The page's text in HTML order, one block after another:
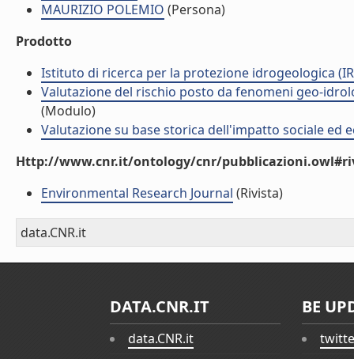
MAURIZIO POLEMIO (Persona)
Prodotto
Istituto di ricerca per la protezione idrogeologica
Valutazione del rischio posto da fenomeni geo-
(Modulo)
Valutazione su base storica dell'impatto sociale ed
Http://www.cnr.it/ontology/cnr/
Environmental Research Journal (Rivista)
data.CNR.it
DATA.CNR.IT
data.CNR.it
BE